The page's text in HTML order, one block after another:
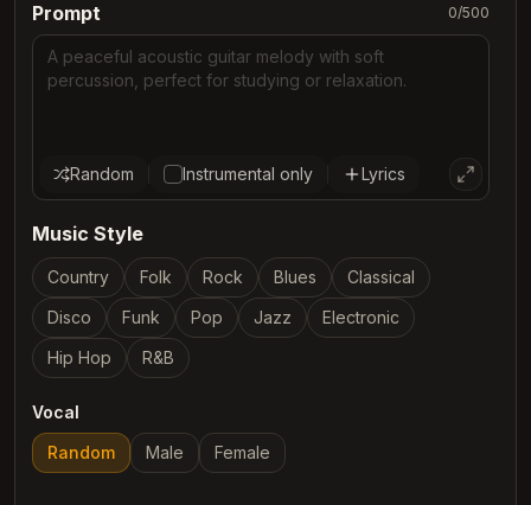
Prompt 0/500
Random Instrumental only Lyrics
Music Style
Country Folk Rock Blues
Classical
Disco
Funk Pop Jazz
Electronic
Hip Hop
R&B
Vocal
Random
Male Female